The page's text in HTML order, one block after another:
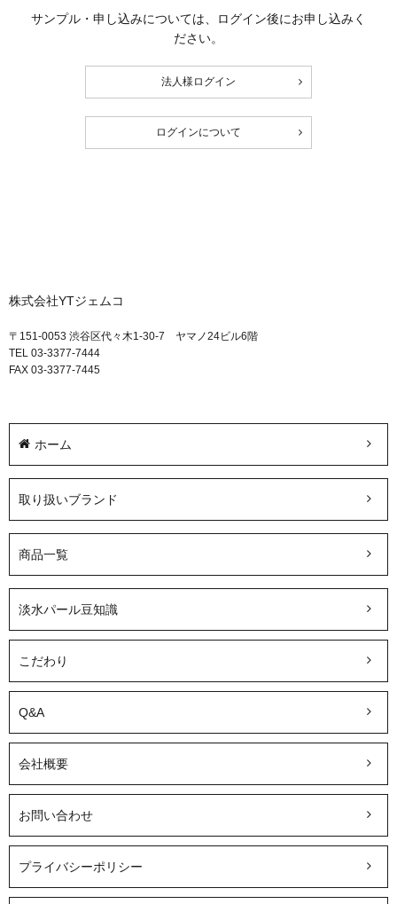
サンプル・申し込みについては、ログイン後にお申し込みく
ださい。
法人様ログイン
ログインについて
株式会社YTジェムコ
〒151-0053 渋谷区代々木1-30-7 ヤマノ24ビル6階
TEL 03-3377-7444
FAX 03-3377-7445
ホーム
取り扱いブランド
商品一覧
淡水パール豆知識
こだわり
Q&A
会社概要
お問い合わせ
プライバシーポリシー